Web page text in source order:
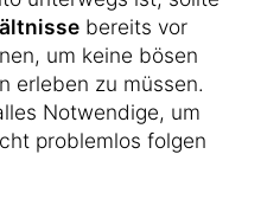
bereits vor
um keine bösen
erleben zu müssen.
Notwendige, um
problemlos folgen